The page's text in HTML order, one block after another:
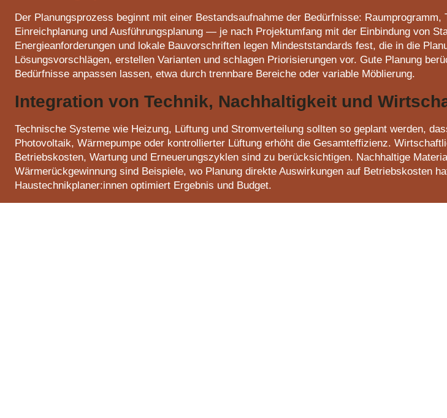
Der Planungsprozess beginnt mit einer Bestandsaufnahme der Bedürfnisse:
Einreichplanung und Ausführungsplanung — je nach Projektumfang mit der Einbindung von
Energieanforderungen und lokale Bauvorschriften legen Mindeststandards fest, die in die
Lösungsvorschlägen, erstellen Varianten und schlagen Priorisierungen vor. Gute Planung
Bedürfnisse anpassen lassen, etwa durch trennbare Bereiche oder variable Möblierung.
Integration von Technik, Nachhaltigkeit und
Technische Systeme wie Heizung, Lüftung und Stromverteilung sollten so geplant werden,
Photovoltaik, Wärmepumpe oder kontrollierter Lüftung erhöht die Gesamteffizienz.
Betriebskosten, Wartung und Erneuerungszyklen sind zu berücksichtigen. Nachhaltige
Wärmerückgewinnung sind Beispiele, wo Planung direkte Auswirkungen auf Betriebskosten
Haustechnikplaner:innen optimiert Ergebnis und Budget.